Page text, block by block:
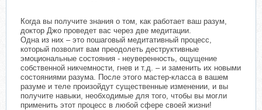
Когда вы получите знания о том, как работает ваш разум,
доктор Джо проведет вас через две медитации.
Одна из них – это пошаговый медитативный процесс,
который позволит вам преодолеть деструктивные
эмоциональные состояния - неуверенность, ощущение
собственной никчемности, гнев и т.д. – и заменить их новыми
состояниями разума. После этого мастер-класса в вашем
разуме и теле произойдут существенные изменении, и вы
получите навыки, необходимые для того, чтобы вы могли
применить этот процесс в любой сфере своей жизни!